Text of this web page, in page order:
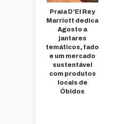
Praia D’El Rey
Marriott dedica
Agosto a
jantares
temáticos, fado
e um mercado
sustentável
com produtos
locais de
Óbidos